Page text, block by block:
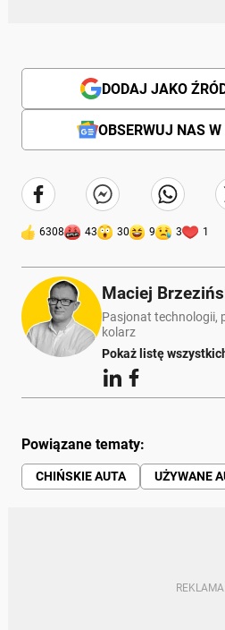
DODAJ JAKO
OBSERWUJ NAS W
6308 43 30 9 3 1
Maciej
Pasjonat technologii,
kolarz
Pokaż listę
Powiązane tematy:
CHIŃSKIE AUTA
UŻYWANE